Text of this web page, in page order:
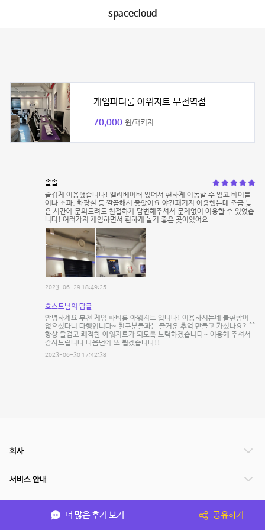
spacecloud
게임파티룸 아워지트 부천역점
70,000 원/패키지
솔솔
즐겁게 이용했습니다! 엘리베이터 있어서 편하게 이동할 수 있고 테이블
이나 소파, 화장실 등 깔끔해서 좋았어요 야간패키지 이용했는데 조금 늦
은 시간에 문의드려도 친절하게 답변해주셔서 문제없이 이용할 수 있었습
니다! 여러가지 게임하면서 편하게 놀기 좋은 곳이었어요
2023-06-29 18:49:25
호스트님의 답글
안녕하세요 부천 게임 파티룸 아워지트 입니다! 이용하시는데 불편함이
없으셨다니 다행입니다~ 친구분들과는 즐거운 추억 만들고 가셨나요? ^^
항상 즐겁고 쾌적한 아워지트가 되도록 노력하겠습니다~ 이용해 주셔서
감사드립니다 다음번에 또 뵙겠습니다!!
2023-06-30 17:42:38
더 많은 후기 보기 공유하기
회사
서비스 안내